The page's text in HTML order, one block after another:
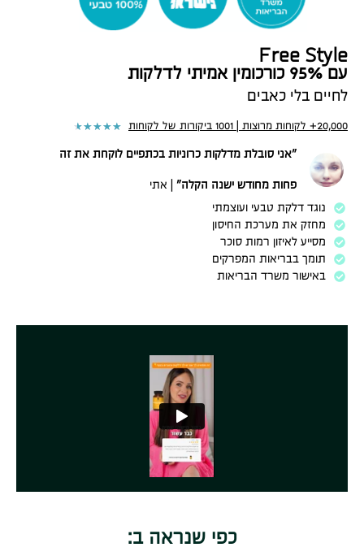
Free Style
עם 95% כורכומין אמיתי לדלקות
לחיים בלי כאבים
20,000+ לקוחות מרוצות | 1001 ביקורות של לקוחות ★
★
★
★
★
״אני סובלת מדלקות כרוניות בכתפייםלוקחת את זה
פחותמחודש ישנה הקלה״ | אתי
נוגד דלקת טבעי ועוצמתי
מחזק את מערכת החיסון
מסייע לאיזון רמות סוכר
תומך בבריאות המפרקים
באישור משרד הבריאות
כפי שנראה ב: